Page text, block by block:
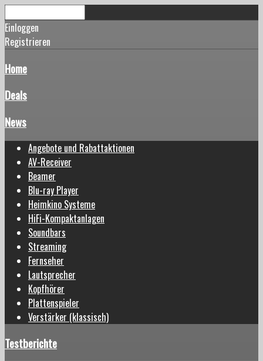
Einloggen
Registrieren
Home
Deals
News
Angebote und Rabattaktionen
AV-Receiver
Beamer
Blu-ray Player
Heimkino Systeme
HiFi-Kompaktanlagen
Soundbars
Streaming
Fernseher
Lautsprecher
Kopfhörer
Plattenspieler
Verstärker (klassisch)
Testberichte